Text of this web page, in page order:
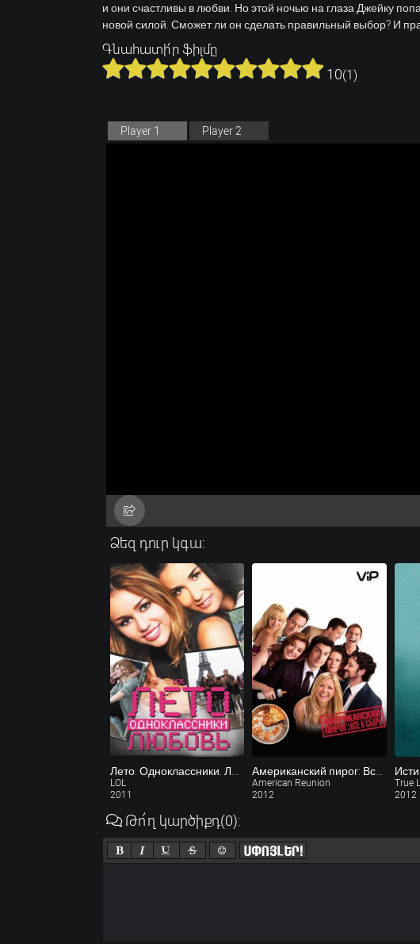
и они счастливы в любви. Но этой ночью на глаза Джейку
новой силой. Сможет ли он сделать правильный выбор? И
Գնահատի՛ր ֆիլմը
10(1)
Player 1 Player 2
Ձեզ դուր կգա:
LOL
2011
American Reunion
2012
True
2012
Թո՛ղ կարծիքդ(0):